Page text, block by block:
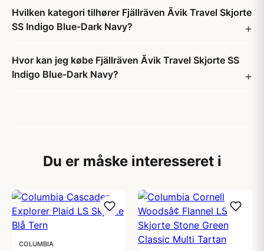
Hvilken kategori tilhører Fjällräven Ãvik Travel Skjorte
SS Indigo Blue-Dark Navy?
Hvor kan jeg købe Fjällräven Ãvik Travel Skjorte SS
Indigo Blue-Dark Navy?
Du er måske interesseret i
COLUMBIA